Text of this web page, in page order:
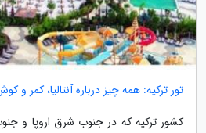
تور ترکیه: همه چیز درباره آنتالیا، کمر و
کشور ترکیه که در جنوب شرق اروپا و